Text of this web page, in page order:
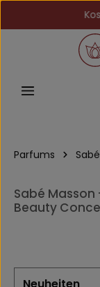
Zum Hauptinhalt
Parfums
Sabé Masson
Beauty